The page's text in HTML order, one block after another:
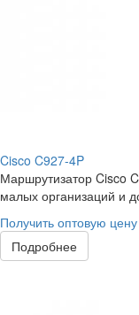
Cisco C927-4P
Маршрутизатор Cisco
малых организаций и
Получить оптовую цену
Подробнее